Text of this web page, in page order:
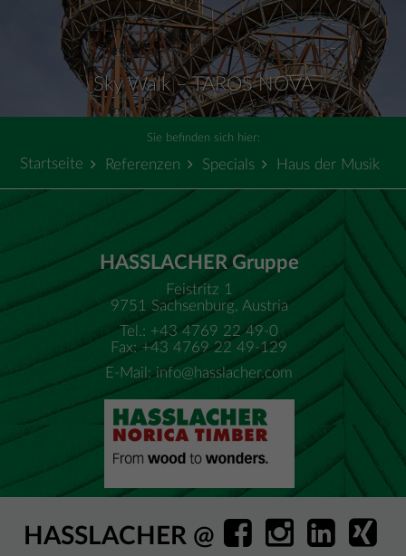
Sky Walk – TAROS NOVA
Sie befinden sich hier:
Startseite Referenzen Specials Haus der Musik
HASSLACHER Gruppe
Feistritz 1
9751 Sachsenburg, Austria
Tel.: +43 4769 22 49-0
Fax: +43 4769 22 49-129
E-Mail: info@hasslacher.com
HASSLACHER @